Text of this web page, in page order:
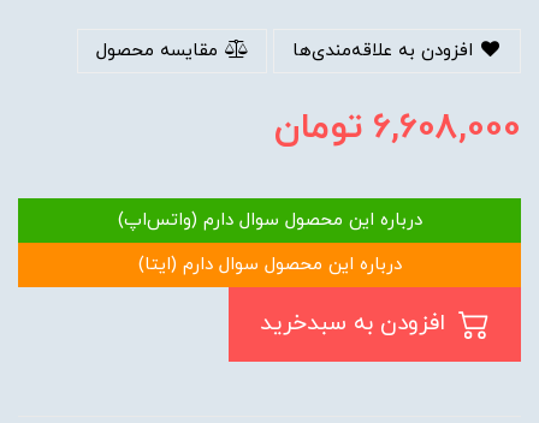
افزودن به علاقه‌مندی‌ها مقایسه محصول
6,608,000تومان
درباره این محصول سوال دارم (واتس‌اپ)
درباره این محصول سوال دارم (ایتا)